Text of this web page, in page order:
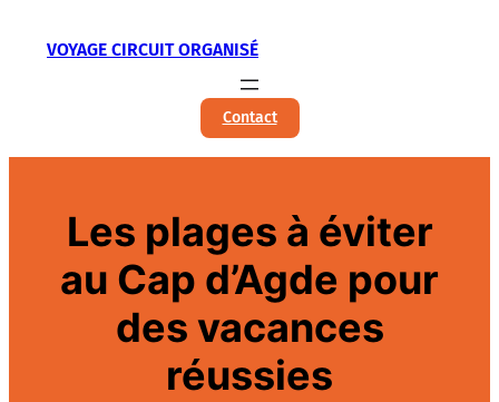
VOYAGE CIRCUIT ORGANISÉ
Contact
Les plages à éviter
au Cap d’Agde pour
des vacances
réussies